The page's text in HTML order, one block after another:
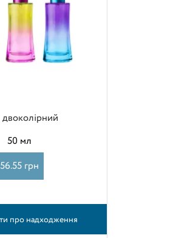
двоколірний
50 мл
56.55 грн
про надходження